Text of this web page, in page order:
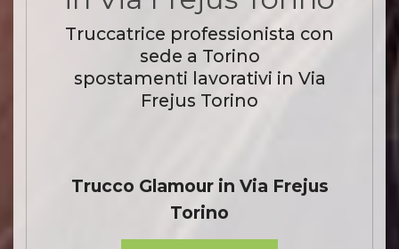
Truccatrice professionista con
sede a Torino
spostamenti lavorativi in Via
Frejus Torino
Trucco Glamour in Via Frejus
Torino